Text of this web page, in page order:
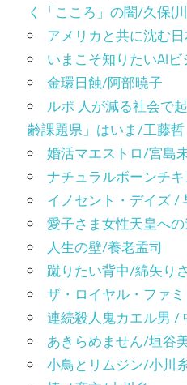
く「こころ」の闇/久保(
アメリカと共に沈む
いまこそ知りたいAI
金環日蝕/阿部暁子
ルポ 人が減る社会で
齢課題県」はいま/工藤哲
婚活マエストロ/宮島
ナチュラルボーンチ
イノセント・デイズ /
愛子さま女性天皇へ
人生の壁/養老孟司
蹴りたい背中/綿矢りさ
ザ・ロイヤル・ファ
連続殺人鬼カエル男 /
あきらめません/垣谷
小鳥とリムジン/小川